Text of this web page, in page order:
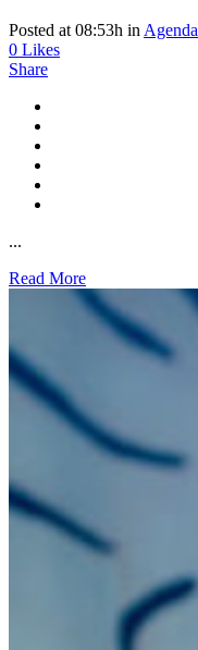
Posted at 08:53h in Agenda
0 Likes
Share
...
Read More